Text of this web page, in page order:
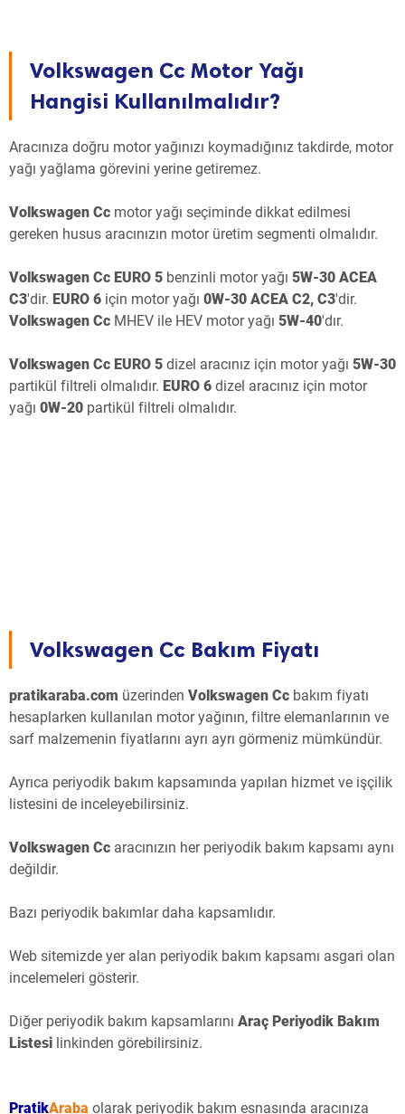
Volkswagen Cc Motor Yağı
Hangisi Kullanılmalıdır?
Aracınıza doğru motor yağınızı koymadığınız takdirde, motor
yağı yağlama görevini yerine getiremez.
Volkswagen Cc motor yağı seçiminde dikkat edilmesi
gereken husus aracınızın motor üretim segmenti olmalıdır.
Volkswagen Cc EURO 5 benzinli motor yağı 5W-30 ACEA
C3'dir. EURO 6 için motor yağı 0W-30 ACEA C2, C3'dir.
Volkswagen Cc MHEV ile HEV motor yağı 5W-40'dır.
Volkswagen Cc EURO 5 dizel aracınız için motor yağı 5W-30
partikül filtreli olmalıdır. EURO 6 dizel aracınız için motor
yağı 0W-20 partikül filtreli olmalıdır.
Volkswagen Cc Bakım Fiyatı
pratikaraba.com üzerinden Volkswagen Cc bakım fiyatı
hesaplarken kullanılan motor yağının, filtre elemanlarının ve
sarf malzemenin fiyatlarını ayrı ayrı görmeniz mümkündür.
Ayrıca periyodik bakım kapsamında yapılan hizmet ve işçilik
listesini de inceleyebilirsiniz.
Volkswagen Cc aracınızın her periyodik bakım kapsamı aynı
değildir.
Bazı periyodik bakımlar daha kapsamlıdır.
Web sitemizde yer alan periyodik bakım kapsamı asgari olan
incelemeleri gösterir.
Diğer periyodik bakım kapsamlarını Araç Periyodik Bakım
Listesi linkinden görebilirsiniz.
PratikAraba olarak periyodik bakım esnasında aracınıza